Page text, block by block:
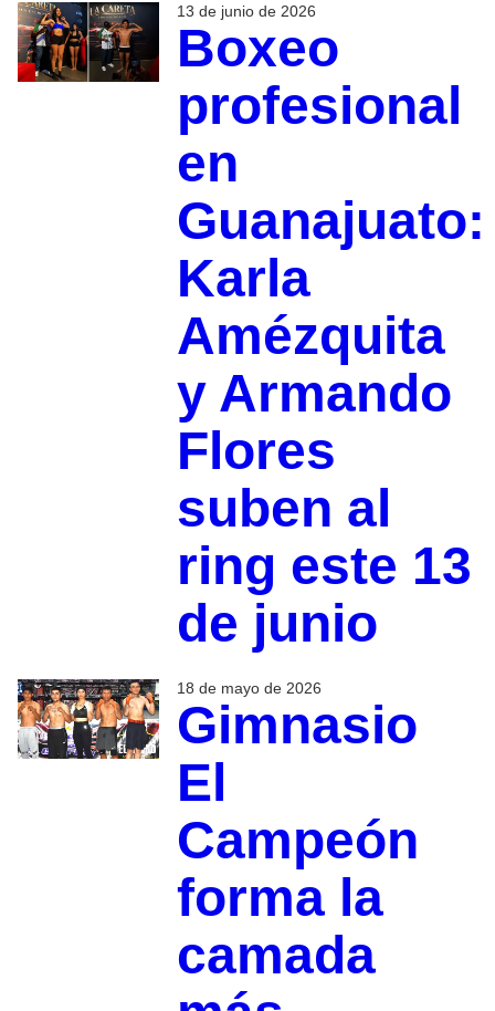
13 de junio de 2026
Boxeo
profesional
en
Guanajuato:
Karla
Amézquita
y Armando
Flores
suben al
ring este 13
de junio
18 de mayo de 2026
Gimnasio
El
Campeón
forma la
camada